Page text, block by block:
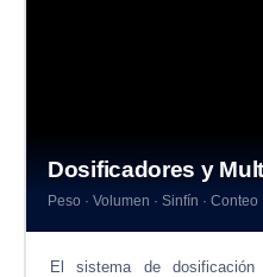
Dosificadores y
Peso · Volumen · Sinfín ·
El sistema de